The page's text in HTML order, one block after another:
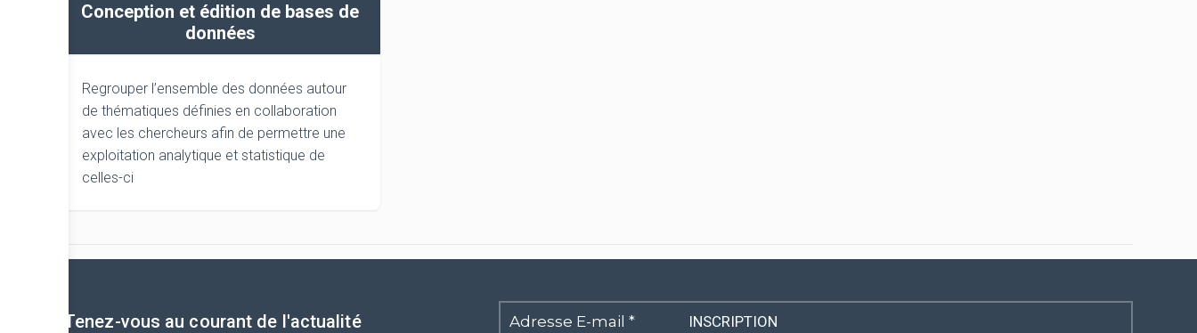
Conception et édition de bases de
données
Regrouper l’ensemble des données autour
de thématiques définies en collaboration
avec les chercheurs afin de permettre une
exploitation analytique et statistique de
celles-ci
Tenez-vous au courant de l'actualité
Adresse